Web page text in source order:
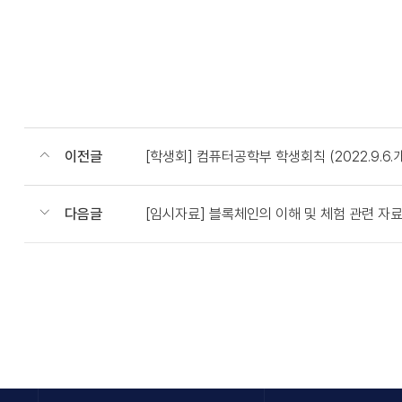
이전글 [학생회] 컴퓨터공학부 학생회칙 (2022.9.6.
다음글 [임시자료] 블록체인의 이해 및 체험 관련 자료